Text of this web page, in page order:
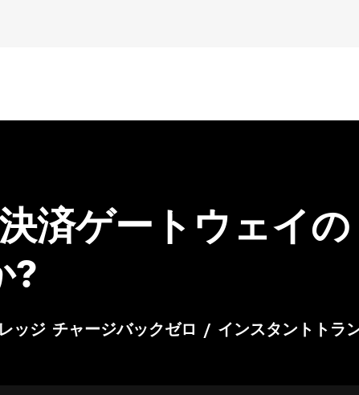
済ゲートウェイの
?
ッジ チャージバックゼロ / インスタントトラ